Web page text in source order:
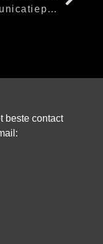
Communicatiepunt Toerisme
beste contact